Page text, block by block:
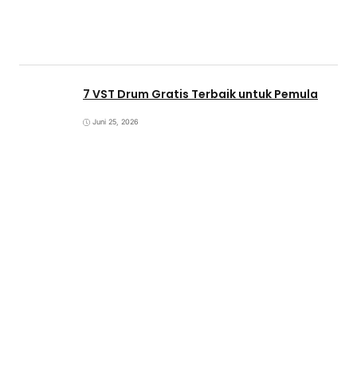
7 VST Drum Gratis Terbaik untuk Pemula
Juni 25, 2026